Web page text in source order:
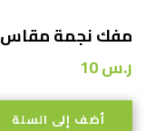
مفك نجمة مقاس 75 ملي
ر.س10
أضف إلى السلة